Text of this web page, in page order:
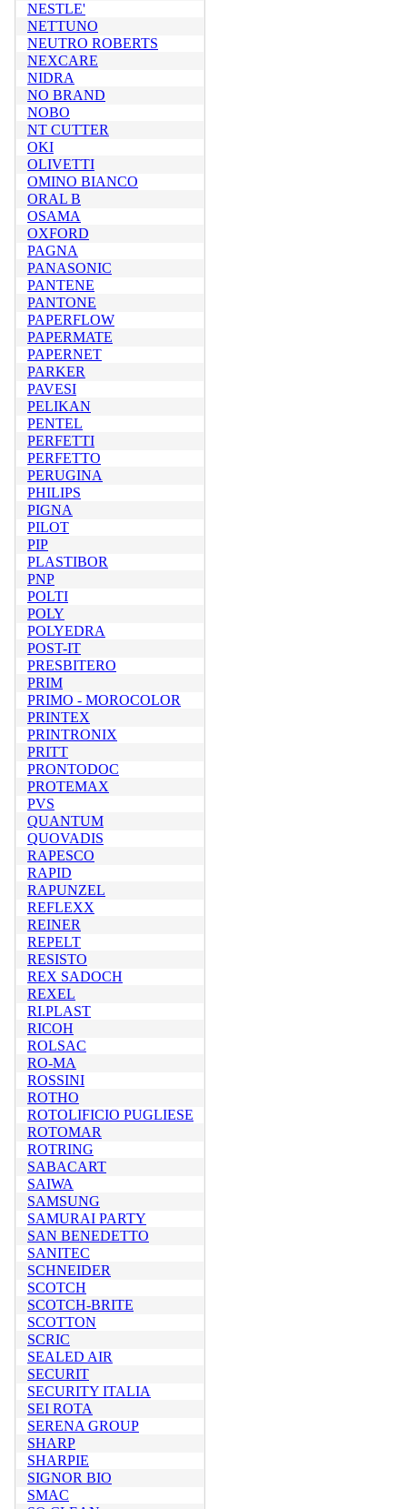
NESTLE'
NETTUNO
NEUTRO ROBERTS
NEXCARE
NIDRA
NO BRAND
NOBO
NT CUTTER
OKI
OLIVETTI
OMINO BIANCO
ORAL B
OSAMA
OXFORD
PAGNA
PANASONIC
PANTENE
PANTONE
PAPERFLOW
PAPERMATE
PAPERNET
PARKER
PAVESI
PELIKAN
PENTEL
PERFETTI
PERFETTO
PERUGINA
PHILIPS
PIGNA
PILOT
PIP
PLASTIBOR
PNP
POLTI
POLY
POLYEDRA
POST-IT
PRESBITERO
PRIM
PRIMO - MOROCOLOR
PRINTEX
PRINTRONIX
PRITT
PRONTODOC
PROTEMAX
PVS
QUANTUM
QUOVADIS
RAPESCO
RAPID
RAPUNZEL
REFLEXX
REINER
REPELT
RESISTO
REX SADOCH
REXEL
RI.PLAST
RICOH
ROLSAC
RO-MA
ROSSINI
ROTHO
ROTOLIFICIO PUGLIESE
ROTOMAR
ROTRING
SABACART
SAIWA
SAMSUNG
SAMURAI PARTY
SAN BENEDETTO
SANITEC
SCHNEIDER
SCOTCH
SCOTCH-BRITE
SCOTTON
SCRIC
SEALED AIR
SECURIT
SECURITY ITALIA
SEI ROTA
SERENA GROUP
SHARP
SHARPIE
SIGNOR BIO
SMAC